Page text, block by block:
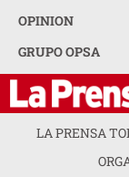
OPINION
GRUPO OPSA
LA PRENSA